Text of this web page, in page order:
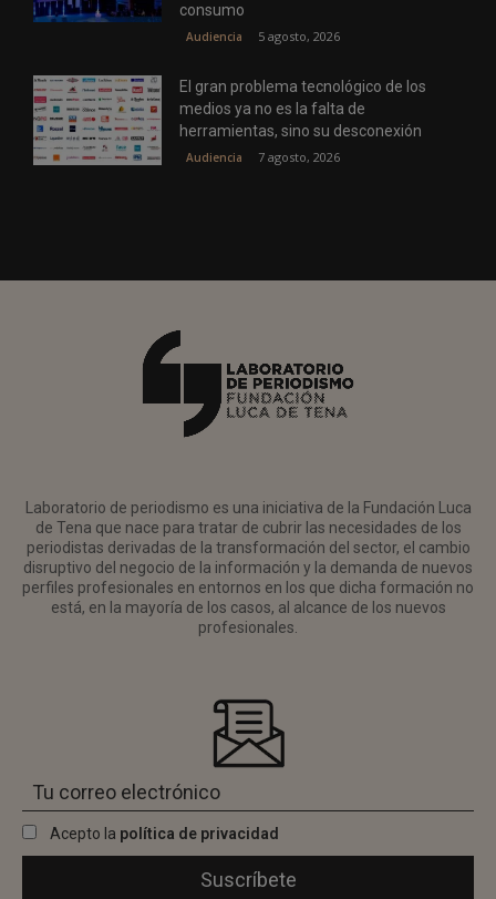
consumo
Audiencia 5 agosto, 2026
El gran problema tecnológico de los
medios ya no es la falta de
herramientas, sino su desconexión
Audiencia 7 agosto, 2026
Laboratorio de periodismo es una iniciativa de la Fundación Luca
de Tena que nace para tratar de cubrir las necesidades de los
periodistas derivadas de la transformación del sector, el cambio
disruptivo del negocio de la información y la demanda de nuevos
perfiles profesionales en entornos en los que dicha formación no
está, en la mayoría de los casos, al alcance de los nuevos
profesionales.
Acepto la política de privacidad